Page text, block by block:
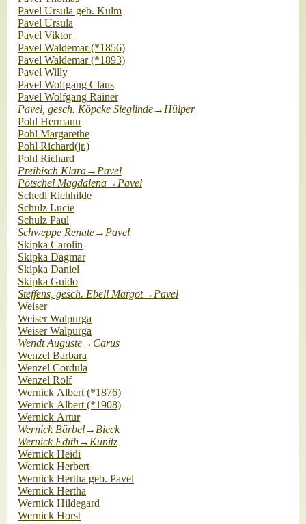
Pavel Ursula geb. Kulm
Pavel Ursula
Pavel Viktor
Pavel Waldemar (*1856)
Pavel Waldemar (*1893)
Pavel Willy
Pavel Wolfgang Claus
Pavel Wolfgang Rainer
Pavel, gesch. Köpcke Sieglinde→Hülper
Pohl Hermann
Pohl Margarethe
Pohl Richard(jr.)
Pohl Richard
Preibisch Klara→Pavel
Pötschel Magdalena→Pavel
Schedl Richhilde
Schulz Lucie
Schulz Paul
Schweppe Renate→Pavel
Skipka Carolin
Skipka Dagmar
Skipka Daniel
Skipka Guido
Steffens, gesch. Ebell Margot→Pavel
Weiser
Weiser Walpurga
Weiser Walpurga
Wendt Auguste→Carus
Wenzel Barbara
Wenzel Cordula
Wenzel Rolf
Wernick Albert (*1876)
Wernick Albert (*1908)
Wernick Artur
Wernick Bärbel→Bieck
Wernick Edith→Kunitz
Wernick Heidi
Wernick Herbert
Wernick Hertha geb. Pavel
Wernick Hertha
Wernick Hildegard
Wernick Horst